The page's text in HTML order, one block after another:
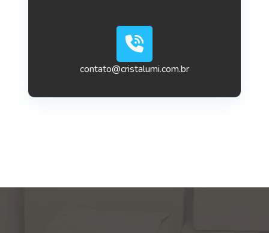
contato@cristalumi.com.br